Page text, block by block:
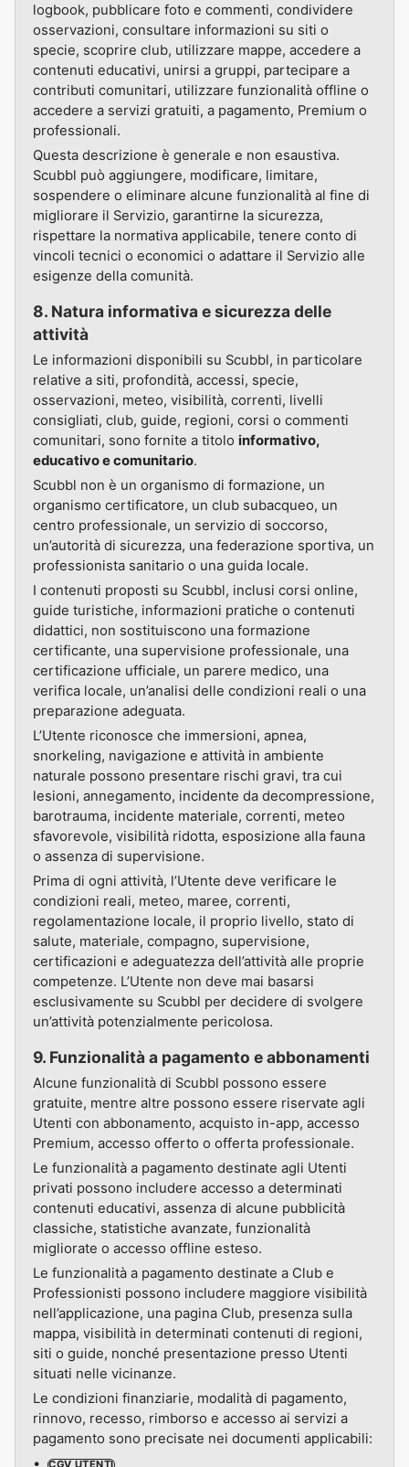
logbook, pubblicare foto e commenti, condividere
osservazioni, consultare informazioni su siti o
specie, scoprire club, utilizzare mappe, accedere a
contenuti educativi, unirsi a gruppi, partecipare a
contributi comunitari, utilizzare funzionalità offline o
accedere a servizi gratuiti, a pagamento, Premium o
professionali.
Questa descrizione è generale e non esaustiva.
Scubbl può aggiungere, modificare, limitare,
sospendere o eliminare alcune funzionalità al fine di
migliorare il Servizio, garantirne la sicurezza,
rispettare la normativa applicabile, tenere conto di
vincoli tecnici o economici o adattare il Servizio alle
esigenze della comunità.
8. Natura informativa e sicurezza delle
attività
Le informazioni disponibili su Scubbl, in particolare
relative a siti, profondità, accessi, specie,
osservazioni, meteo, visibilità, correnti, livelli
consigliati, club, guide, regioni, corsi o commenti
comunitari, sono fornite a titolo informativo,
educativo e comunitario.
Scubbl non è un organismo di formazione, un
organismo certificatore, un club subacqueo, un
centro professionale, un servizio di soccorso,
un’autorità di sicurezza, una federazione sportiva, un
professionista sanitario o una guida locale.
I contenuti proposti su Scubbl, inclusi corsi online,
guide turistiche, informazioni pratiche o contenuti
didattici, non sostituiscono una formazione
certificante, una supervisione professionale, una
certificazione ufficiale, un parere medico, una
verifica locale, un’analisi delle condizioni reali o una
preparazione adeguata.
L’Utente riconosce che immersioni, apnea,
snorkeling, navigazione e attività in ambiente
naturale possono presentare rischi gravi, tra cui
lesioni, annegamento, incidente da decompressione,
barotrauma, incidente materiale, correnti, meteo
sfavorevole, visibilità ridotta, esposizione alla fauna
o assenza di supervisione.
Prima di ogni attività, l’Utente deve verificare le
condizioni reali, meteo, maree, correnti,
regolamentazione locale, il proprio livello, stato di
salute, materiale, compagno, supervisione,
certificazioni e adeguatezza dell’attività alle proprie
competenze. L’Utente non deve mai basarsi
esclusivamente su Scubbl per decidere di svolgere
un’attività potenzialmente pericolosa.
9. Funzionalità a pagamento e abbonamenti
Alcune funzionalità di Scubbl possono essere
gratuite, mentre altre possono essere riservate agli
Utenti con abbonamento, acquisto in-app, accesso
Premium, accesso offerto o offerta professionale.
Le funzionalità a pagamento destinate agli Utenti
privati possono includere accesso a determinati
contenuti educativi, assenza di alcune pubblicità
classiche, statistiche avanzate, funzionalità
migliorate o accesso offline esteso.
Le funzionalità a pagamento destinate a Club e
Professionisti possono includere maggiore visibilità
nell’applicazione, una pagina Club, presenza sulla
mappa, visibilità in determinati contenuti di regioni,
siti o guide, nonché presentazione presso Utenti
situati nelle vicinanze.
Le condizioni finanziarie, modalità di pagamento,
rinnovo, recesso, rimborso e accesso ai servizi a
pagamento sono precisate nei documenti applicabili:
CGV UTENTI